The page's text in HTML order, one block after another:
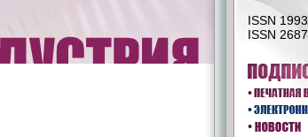
ISSN
ISSN